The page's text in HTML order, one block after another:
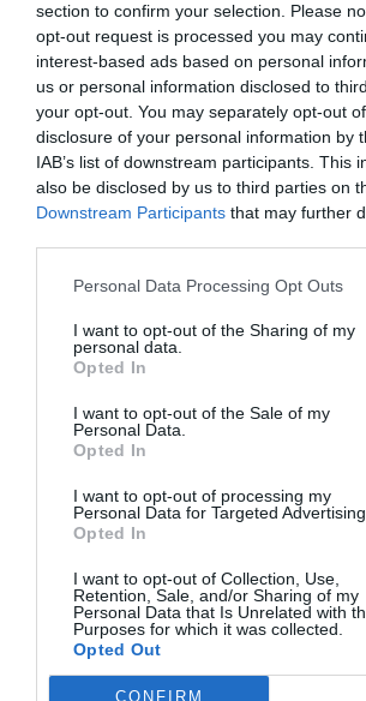
section to confirm your selection. Please
opt-out request is processed you may
interest-based ads based on personal
us or personal information disclosed to
your opt-out. You may separately opt-out
disclosure of your personal information by
IAB’s list of downstream participants. This
also be disclosed by us to third parties on
Downstream Participants that may further
Personal Data Processing Opt Outs
I want to opt-out of the Sharing of my
personal data.
Opted In
I want to opt-out of the Sale of my
Personal Data.
Opted In
I want to opt-out of processing my
Personal Data for Targeted Advertising.
Opted In
I want to opt-out of Collection, Use,
Retention, Sale, and/or Sharing of my
Personal Data that Is Unrelated with
Purposes for which it was collected.
Opted Out
CONFIRM
Marcelo Gullo: “El trabajo de
historia, de poner la
desmontar la falsificación, es
cristiano"
por Hispanidad
Artículos anteriores
DIARIO DE LA
Diario de la corrupción
Oír se manifiesta delante de
“Pedro Sánchez es un criminal”
Artículos anteriores
Opinión
Enormes minucias
por Eulogio López